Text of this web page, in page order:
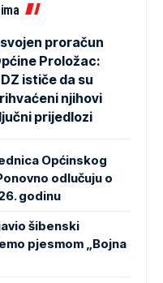
proračun
Proložac:
ističe da su
njihovi
prijedlozi
Općinskog
odlučuju o
godinu
šibenski
pjesmom „Bojna